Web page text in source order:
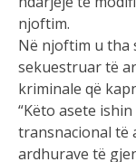
Në njoftim u tha
sekuestruar të
kriminale që
“Këto asete
transnacional të
ardhurave të
Francë nga